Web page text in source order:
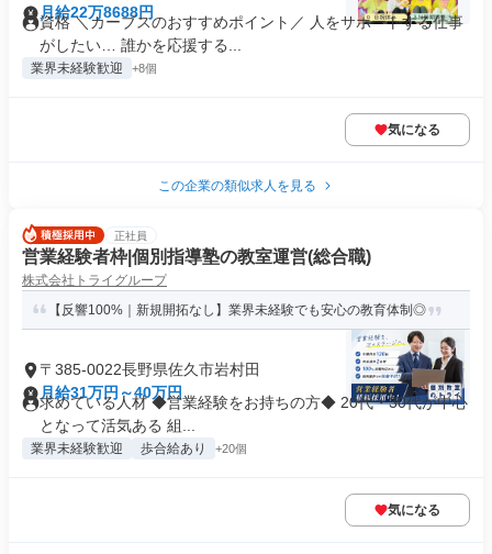
月給22万8688円
資格 ＼カーブスのおすすめポイント／ 人をサポートする仕事
がしたい… 誰かを応援する...
業界未経験歓迎 +8個
気になる
この企業の類似求人を見る
正社員
営業経験者枠|個別指導塾の教室運営(総合職)
株式会社トライグループ
【反響100%｜新規開拓なし】業界未経験でも安心の教育体制◎
〒385-0022長野県佐久市岩村田
月給31万円～40万円
求めている人材 ◆営業経験をお持ちの方◆ 20代・30代が中心
となって活気ある 組...
業界未経験歓迎 歩合給あり +20個
気になる